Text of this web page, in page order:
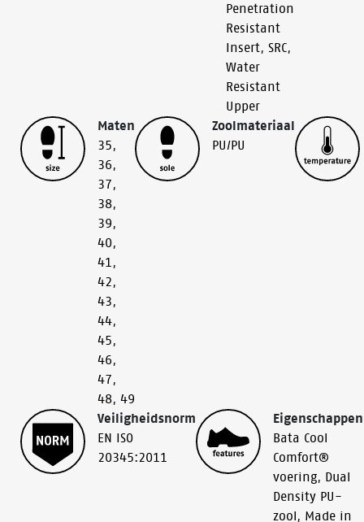
Penetration
Resistant
Insert, SRC,
Water
Resistant
Upper
Maten
35,
36,
37,
38,
39,
40,
41,
42,
43,
44,
45,
46,
47,
48, 49
Zoolmateriaal
PU/PU
Veiligheidsnorm
EN ISO
20345:2011
Eigenschappen
Bata Cool
Comfort®
voering, Dual
Density PU-
zool, Made in